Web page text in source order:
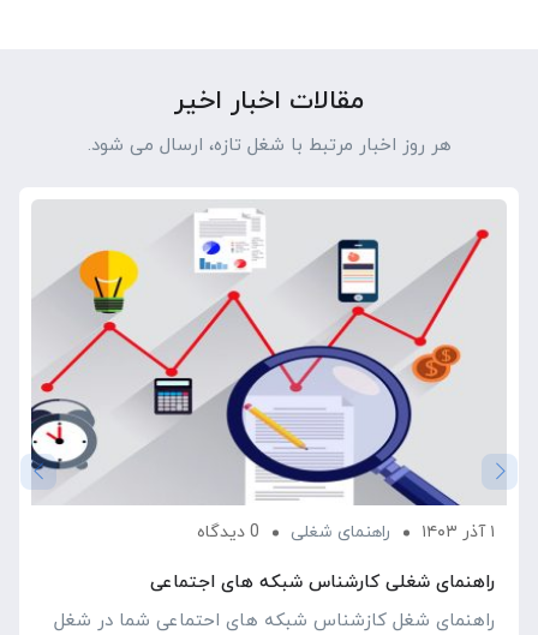
مقالات اخبار اخیر
هر روز اخبار مرتبط با شغل تازه، ارسال می شود.
۱ آذر ۱۴۰۳ راهنمای شغلی 0 دیدگاه
راهنمای شغلی کارشناس شبکه های اجتماعی
راهنمای شغل کازشناس شبکه های احتماعی شما در شغل